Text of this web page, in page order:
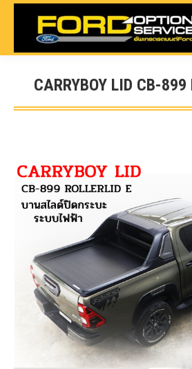
CARRYBOY LID CB-899
You